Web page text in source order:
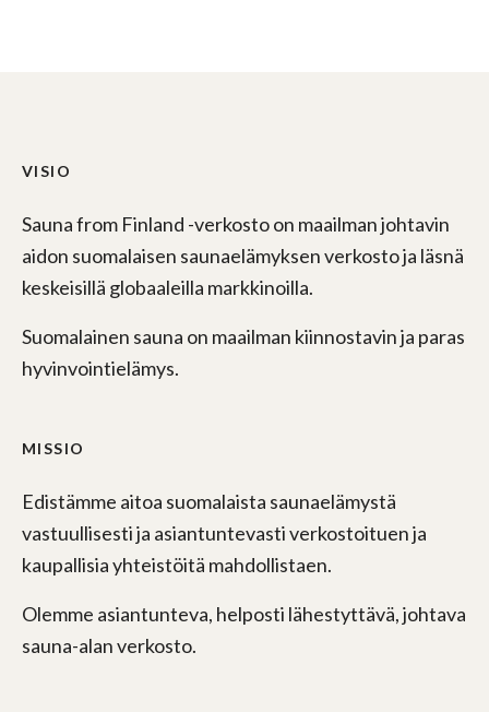
VISIO
Sauna from Finland -verkosto on maailman johtavin
aidon suomalaisen saunaelämyksen verkosto ja läsnä
keskeisillä globaaleilla markkinoilla.
Suomalainen sauna on maailman kiinnostavin ja paras
hyvinvointielämys.
MISSIO
Edistämme aitoa suomalaista saunaelämystä
vastuullisesti ja asiantuntevasti verkostoituen ja
kaupallisia yhteistöitä mahdollistaen.
Olemme asiantunteva, helposti lähestyttävä, johtava
sauna-alan verkosto.